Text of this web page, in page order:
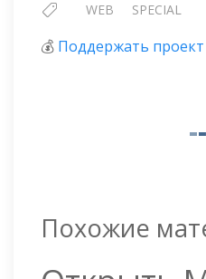
WEB SPECIAL
💰 Поддержать проект
Похожие